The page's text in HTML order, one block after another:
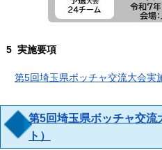
5 実施要項
第5回埼玉県ボッチャ交流大会実
第5回埼玉県ボッチャ交流
ト）